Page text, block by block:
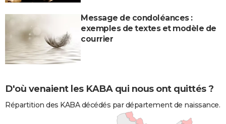
Message de condoléances :
exemples de textes et modèle de
courrier
D'où venaient les KABA qui nous ont quittés ?
Répartition des KABA décédés par département de naissance.